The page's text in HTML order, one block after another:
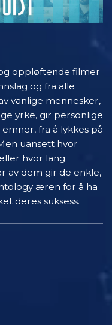
oppløftende filmer
og fra alle
vanlige mennesker,
yrke, gir personlige
fra å lykkes på
uansett hvor
hvor lang
av dem gir de enkle,
æren for å ha
deres suksess.